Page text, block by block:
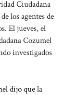
Ciudadana
los agentes de
El jueves, el
Cozumel
investigados
dijo que la